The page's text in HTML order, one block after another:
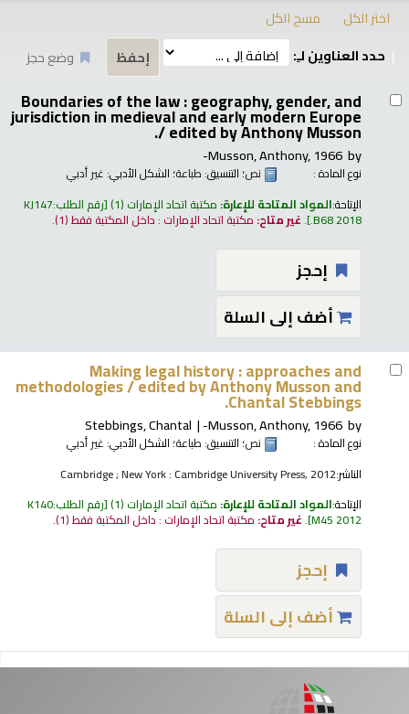
اختر الكل
مسح الكل
حدد العناوين لـِ:
وضع حجز
Boundaries of the law : geography, gender, and
jurisdiction in medieval and early modern Europe
/edited by Anthony Musson.
by
Musson, Anthony, 1966-
نوع المادة : نص؛ التنسيق: طباعة؛ الشكل الأدبي: غير أدبي
الإتاحة:المواد المتاحة للإعارة: مكتبة اتحاد الإمارات (1) رقم الطلب:KJ147
.B68 2018
.غير متاح: مكتبة اتحاد الإمارات : داخل المكتبة فقط(1).
إحجز
أضف إلى السلة
Making legal history : approaches and
methodologies /edited by Anthony Musson and
Chantal Stebbings.
by
Musson, Anthony, 1966-
Stebbings, Chantal
نوع المادة : نص؛ التنسيق: طباعة؛ الشكل الأدبي: غير أدبي
الناشر:Cambridge ; New York : Cambridge University Press, 2012
الإتاحة:المواد المتاحة للإعارة: مكتبة اتحاد الإمارات (1) رقم الطلب:K140
M45 2012
.غير متاح: مكتبة اتحاد الإمارات : داخل المكتبة فقط(1).
إحجز
أضف إلى السلة